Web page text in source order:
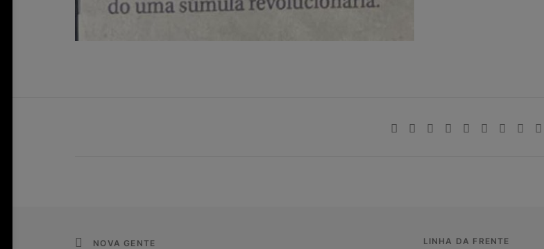
NOVA GENTE LINHA DA FRENTE